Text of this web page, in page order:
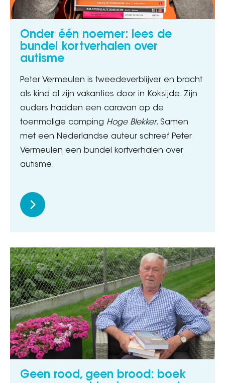
Onder één noemer: lees de
bundel kortverhalen over
autisme
Peter Vermeulen is tweedeverblijver en bracht
als kind al zijn vakanties door in Koksijde. Zijn
ouders hadden een caravan op de
toenmalige camping Hoge Blekker. Samen
met een Nederlandse auteur schreef Peter
Vermeulen een bundel kortverhalen over
autisme.
Geen rood, geen brood: boek